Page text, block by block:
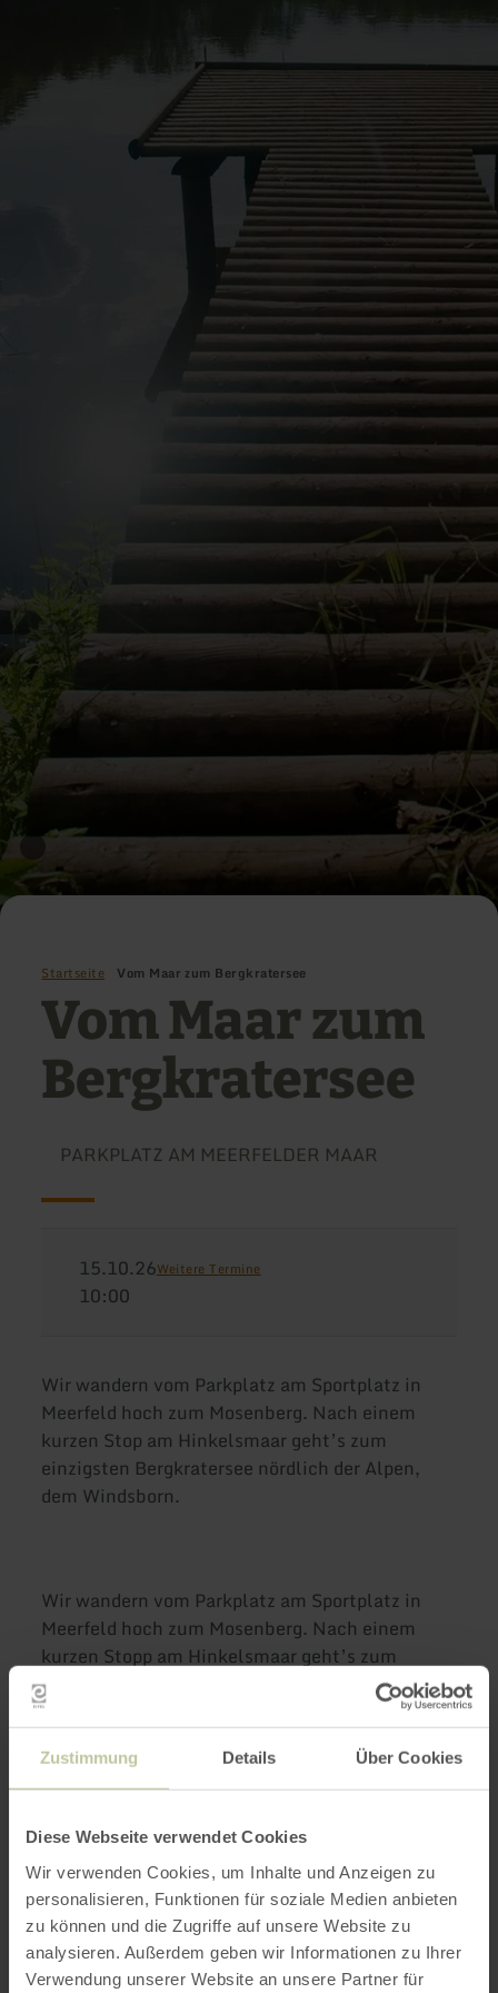
Zustimmung Details Über Cookies
Diese Webseite verwendet Cookies
Wir verwenden Cookies, um Inhalte und Anzeigen zu
personalisieren, Funktionen für soziale Medien anbieten
zu können und die Zugriffe auf unsere Website zu
analysieren. Außerdem geben wir Informationen zu Ihrer
Verwendung unserer Website an unsere Partner für
Startseite Vom Maar zum Bergkratersee
Vom Maar zum
Bergkratersee
PARKPLATZ AM MEERFELDER MAAR
15.10.26Weitere Termine
10:00
Wir wandern vom Parkplatz am Sportplatz in
Meerfeld hoch zum Mosenberg. Nach einem
kurzen Stop am Hinkelsmaar geht’s zum
einzigsten Bergkratersee nördlich der Alpen,
dem Windsborn.
Wir wandern vom Parkplatz am Sportplatz in
Meerfeld hoch zum Mosenberg. Nach einem
kurzen Stopp am Hinkelsmaar geht’s zum
einzigen Bergkratersee nördlich der Alpen, dem
Windsborn. Bei der Runde um den See gehe ich
Gewässers ein. Nach einer kurzen Fotorast am
Gipfelkreuz geht’s weiter zur Gipfelhütte auf
Vulkanerlebnispark mit einem Outdoor-
Klassenzimmer. Nach der Rast geht’s den
Horngraben hinunter zur Wolfsschlucht. Sie hat
mit ihrem Schluchtwald aus Berg- und
Spitzahorn und den seltenen Bergulmen oder